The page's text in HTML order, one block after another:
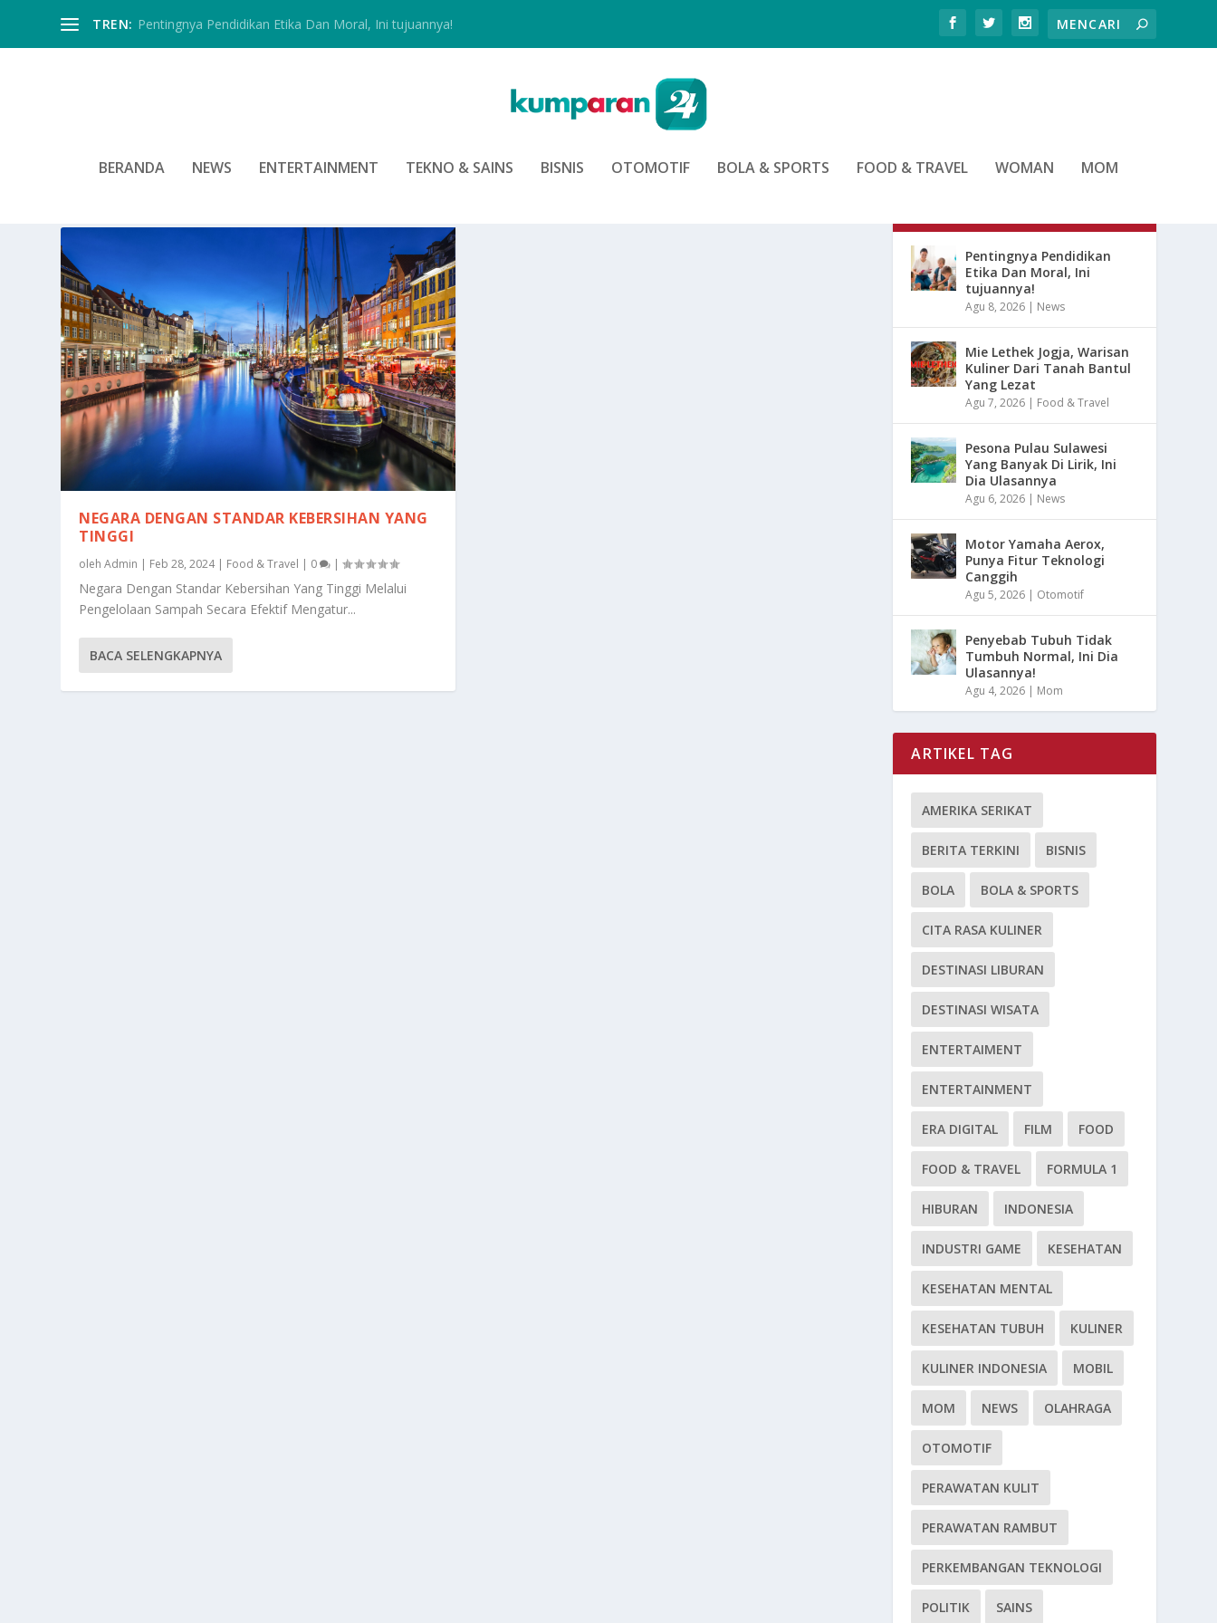
TREN: Pentingnya Pendidikan Etika Dan Moral, Ini tujuannya!
BERANDA NEWS ENTERTAINMENT TEKNO & SAINS BISNIS OTOMOTIF BOLA & SPORTS FOOD & TRAVEL WOMAN MOM
NEGARA DENGAN STANDAR KEBERSIHAN YANG
TINGGI
olehAdmin | Feb 28, 2024| Food & Travel | 0 |
Negara Dengan Standar Kebersihan Yang Tinggi Melalui
Pengelolaan Sampah Secara Efektif Mengatur...
BACA SELENGKAPNYA
Pentingnya Pendidikan
Etika Dan Moral, Ini
tujuannya!
Agu 8, 2026 | News
Mie Lethek Jogja, Warisan
Kuliner Dari Tanah Bantul
Yang Lezat
Agu 7, 2026 | Food & Travel
Pesona Pulau Sulawesi
Yang Banyak Di Lirik, Ini
Dia Ulasannya
Agu 6, 2026 | News
Motor Yamaha Aerox,
Punya Fitur Teknologi
Canggih
Agu 5, 2026 | Otomotif
Penyebab Tubuh Tidak
Tumbuh Normal, Ini Dia
Ulasannya!
Agu 4, 2026 | Mom
ARTIKEL TAG
AMERIKA SERIKAT
BERITA TERKINI BISNIS
BOLA BOLA & SPORTS
CITA RASA KULINER
DESTINASI LIBURAN
DESTINASI WISATA
ENTERTAIMENT
ENTERTAINMENT
ERA DIGITAL FILM FOOD
FOOD & TRAVEL FORMULA 1
HIBURAN INDONESIA
INDUSTRI GAME KESEHATAN
KESEHATAN MENTAL
KESEHATAN TUBUH KULINER
KULINER INDONESIA MOBIL
MOM NEWS OLAHRAGA
OTOMOTIF
PERAWATAN KULIT
PERAWATAN RAMBUT
PERKEMBANGAN TEKNOLOGI
POLITIK SAINS